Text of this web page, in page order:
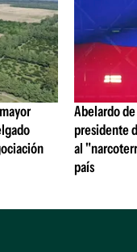
Abelardo
presidente
al
país